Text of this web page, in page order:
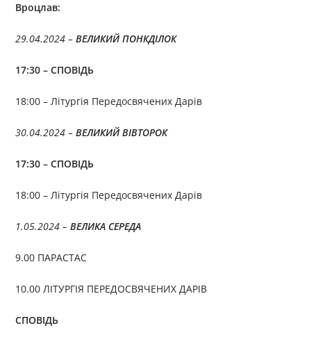
Вроцлав:
29.04.2024 –ВЕЛИКИЙ ПОНКДІЛОК
17:30 – CПОВІДЬ
18:00 – Літургія Передосвячених Дарів
30.04.2024 – ВЕЛИКИЙ ВІВТОРОК
17:30 – СПОВІДЬ
18:00 – Літургія Передосвячених Дарів
1.05.2024 – ВЕЛИКА СЕРЕДА
9.00 ПАРАСТАС
10.00 ЛІТУРГІЯ ПЕРЕДОСВЯЧЕНИХ ДАРІВ
СПОВІДЬ